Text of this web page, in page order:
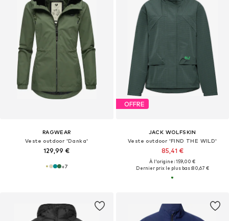
RAGWEAR
Veste outdoor 'Danka'
129,99 €
+7
OFFRE
JACK WOLFSKIN
Veste outdoor 'FIND THE WILD'
85,41 €
À l'origine : 159,00 €
Dernier prix le plus bas :80,67 €